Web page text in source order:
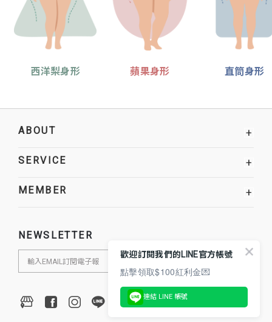
西洋梨身形 蘋果身形 直筒身形
ABOUT +
SERVICE +
MEMBER +
NEWSLETTER
歡迎訂閱我們的LINE官方帳號
點擊領取$100紅利金💌
連結 LINE 帳號